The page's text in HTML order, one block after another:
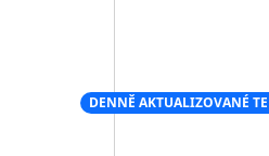
DENNĚ AKTUALIZOVANÉ